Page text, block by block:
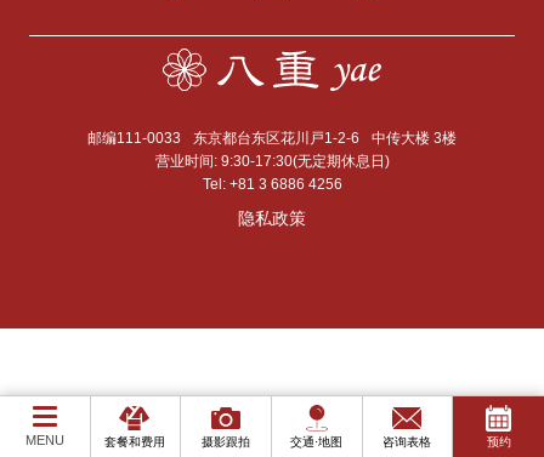
MENU 套餐和费用 摄影跟拍 交通·地图 咨询表格 预约
邮编111-0033 东京都台东区花川戸1-2-6
中传大楼 3楼
营业时间: 9:30-17:30(无定期休息日)
Tel: +81 3 6886 4256
隐私政策